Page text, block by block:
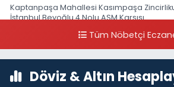
Kaptanpaşa Mahallesi Kasımpaşa
İstanbul Beyoğlu 4 Nolu ASM Karşısı
0 (212) 297 96 92 Yol Tarifi Al
Tüm Nöbetçi
Döviz & Altın